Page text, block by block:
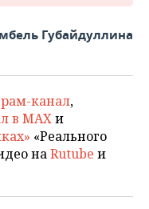
Губайдуллина
канал,
в MAXи
«Реального
наRutube и